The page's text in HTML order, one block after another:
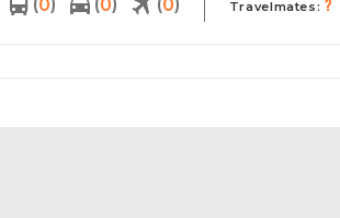
(0) (0) (0) Travelmates:?